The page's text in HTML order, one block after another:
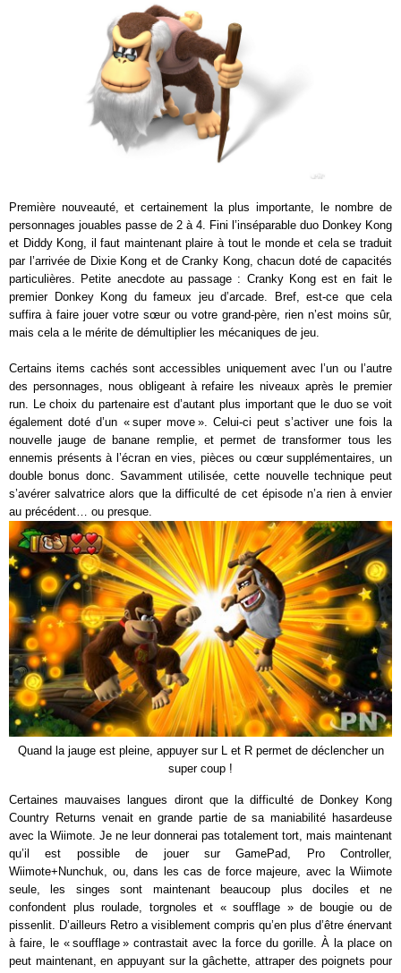
Première nouveauté, et certainement la plus importante, le nombre de
personnages jouables passe de 2 à 4. Fini l’inséparable duo Donkey Kong
et Diddy Kong, il faut maintenant plaire à tout le monde et cela se traduit
par l’arrivée de Dixie Kong et de Cranky Kong, chacun doté de capacités
particulières. Petite anecdote au passage : Cranky Kong est en fait le
premier Donkey Kong du fameux jeu d’arcade. Bref, est-ce que cela
suffira à faire jouer votre sœur ou votre grand-père, rien n’est moins sûr,
mais cela a le mérite de démultiplier les mécaniques de jeu.
Certains items cachés sont accessibles uniquement avec l’un ou l’autre
des personnages, nous obligeant à refaire les niveaux après le premier
run. Le choix du partenaire est d’autant plus important que le duo se voit
également doté d’un « super move ». Celui-ci peut s’activer une fois la
nouvelle jauge de banane remplie, et permet de transformer tous les
ennemis présents à l’écran en vies, pièces ou cœur supplémentaires, un
double bonus donc. Savamment utilisée, cette nouvelle technique peut
s’avérer salvatrice alors que la difficulté de cet épisode n’a rien à envier
au précédent… ou presque.
Quand la jauge est pleine, appuyer sur L et R permet de déclencher un
super coup !
Certaines mauvaises langues diront que la difficulté de Donkey Kong
Country Returns venait en grande partie de sa maniabilité hasardeuse
avec la Wiimote. Je ne leur donnerai pas totalement tort, mais maintenant
qu’il est possible de jouer sur GamePad, Pro Controller,
Wiimote+Nunchuk, ou, dans les cas de force majeure, avec la Wiimote
seule, les singes sont maintenant beaucoup plus dociles et ne
confondent plus roulade, torgnoles et « soufflage » de bougie ou de
pissenlit. D’ailleurs Retro a visiblement compris qu’en plus d’être énervant
à faire, le « soufflage » contrastait avec la force du gorille. À la place on
peut maintenant, en appuyant sur la gâchette, attraper des poignets pour